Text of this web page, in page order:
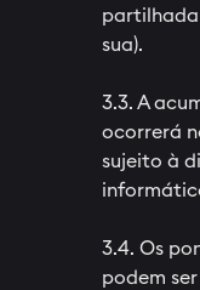
partilhada
sua).
3.3. A
ocorrerá
sujeito à
3.4. Os
podem